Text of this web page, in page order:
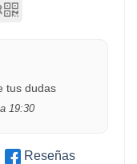
tus dudas
19:30
Reseñas